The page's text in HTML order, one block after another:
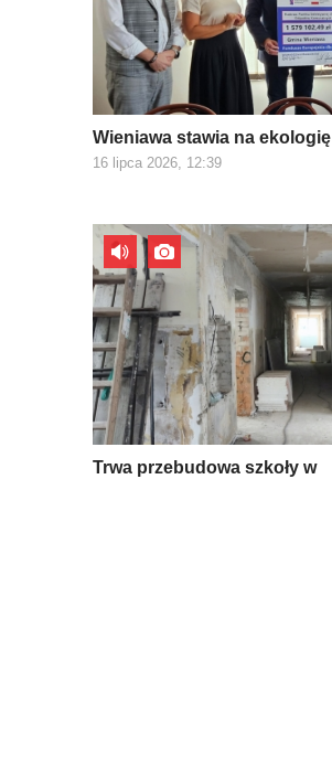
Wieniawa stawia na ekologię
16 lipca 2026, 12:39
Trwa przebudowa szkoły w